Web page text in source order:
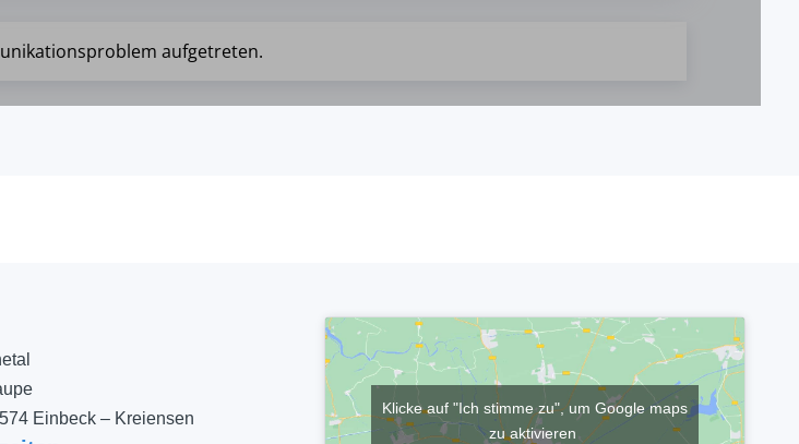
Einbeck – Kreiensen
Klicke auf "Ich stimme zu", um Google maps
zu aktivieren